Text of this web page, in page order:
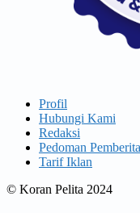
Profil
Hubungi Kami
Redaksi
Pedoman
Tarif Iklan
© Koran Pelita 2024